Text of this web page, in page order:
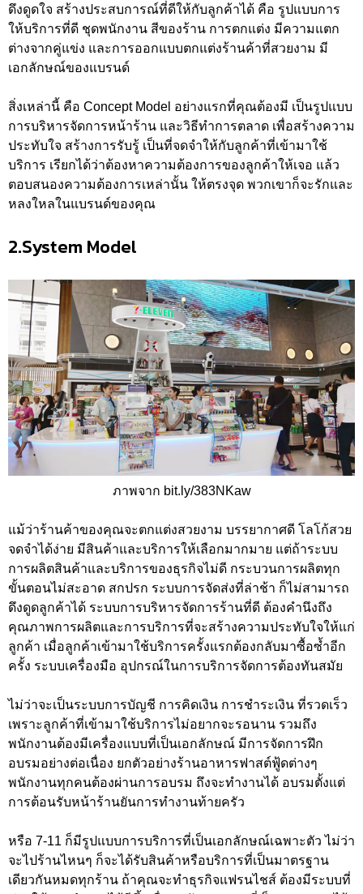
ดึงดูดใจ สร้างประสบการณ์ที่ดีให้กับลูกค้าได้ คือ รูปแบบการ
ให้บริการที่ดี ชุดพนักงาน สีของร้าน การตกแต่ง มีความแตก
ต่างจากคู่แข่ง และการออกแบบตกแต่งร้านค้าที่สวยงาม มี
เอกลักษณ์ของแบรนด์
สิ่งเหล่านี้ คือ Concept Model อย่างแรกที่คุณต้องมี เป็นรูปแบบ
การบริหารจัดการหน้าร้าน และวิธีทำการตลาด เพื่อสร้างความ
ประทับใจ สร้างการรับรู้ เป็นที่จดจำให้กับลูกค้าที่เข้ามาใช้
บริการ เรียกได้ว่าต้องหาความต้องการของลูกค้าให้เจอ แล้ว
ตอบสนองความต้องการเหล่านั้น ให้ตรงจุด พวกเขาก็จะรักและ
หลงใหลในแบรนด์ของคุณ
2.System Model
ภาพจาก bit.ly/383NKaw
แม้ว่าร้านค้าของคุณจะตกแต่งสวยงาม บรรยากาศดี โลโก้สวย
จดจำได้ง่าย มีสินค้าและบริการให้เลือกมากมาย แต่ถ้าระบบ
การผลิตสินค้าและบริการของธุรกิจไม่ดี กระบวนการผลิตทุก
ขั้นตอนไม่สะอาด สกปรก ระบบการจัดส่งที่ล่าช้า ก็ไม่สามารถ
ดึงดูดลูกค้าได้ ระบบการบริหารจัดการร้านที่ดี ต้องคำนึงถึง
คุณภาพการผลิตและการบริการที่จะสร้างความประทับใจให้แก่
ลูกค้า เมื่อลูกค้าเข้ามาใช้บริการครั้งแรกต้องกลับมาซื้อซ้ำอีก
ครั้ง ระบบเครื่องมือ อุปกรณ์ในการบริการจัดการต้องทันสมัย
ไม่ว่าจะเป็นระบบการบัญชี การคิดเงิน การชำระเงิน ที่รวดเร็ว
เพราะลูกค้าที่เข้ามาใช้บริการไม่อยากจะรอนาน รวมถึง
พนักงานต้องมีเครื่องแบบที่เป็นเอกลักษณ์ มีการจัดการฝึก
อบรมอย่างต่อเนื่อง ยกตัวอย่างร้านอาหารฟาสต์ฟู้ดต่างๆ
พนักงานทุกคนต้องผ่านการอบรม ถึงจะทำงานได้ อบรมตั้งแต่
การต้อนรับหน้าร้านยันการทำงานท้ายครัว
หรือ 7-11 ก็มีรูปแบบการบริการที่เป็นเอกลักษณ์เฉพาะตัว ไม่ว่า
จะไปร้านไหนๆ ก็จะได้รับสินค้าหรือบริการที่เป็นมาตรฐาน
เดียวกันหมดทุกร้าน ถ้าคุณจะทำธุรกิจแฟรนไชส์ ต้องมีระบบที่